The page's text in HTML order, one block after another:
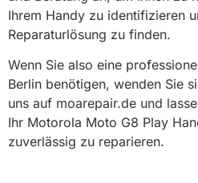
Ihrem Handy zu identifizieren
Reparaturlösung zu finden.
Wenn Sie also eine
Berlin benötigen, wenden Sie
uns auf moarepair.de und
Ihr Motorola Moto G8 Play
zuverlässig zu reparieren.